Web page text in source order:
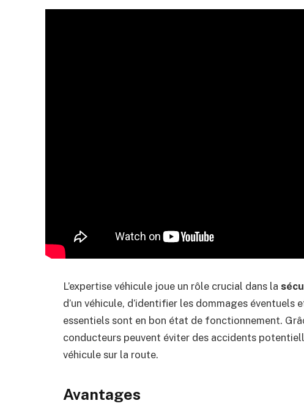
L’expertise véhicule joue un rôle crucial dans la
d’un véhicule, d’identifier les dommages éventuels
essentiels sont en bon état de fonctionnement.
conducteurs peuvent éviter des accidents
véhicule sur la route.
Avantages